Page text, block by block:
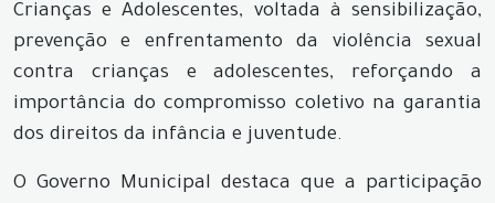
Crianças e Adolescentes, voltada à sensibilização,
prevenção e enfrentamento da violência sexual
contra crianças e adolescentes, reforçando a
importância do compromisso coletivo na garantia
dos direitos da infância e juventude.
O Governo Municipal destaca que a participação